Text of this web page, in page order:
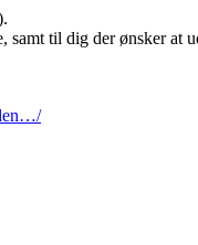
til dig der ønsker